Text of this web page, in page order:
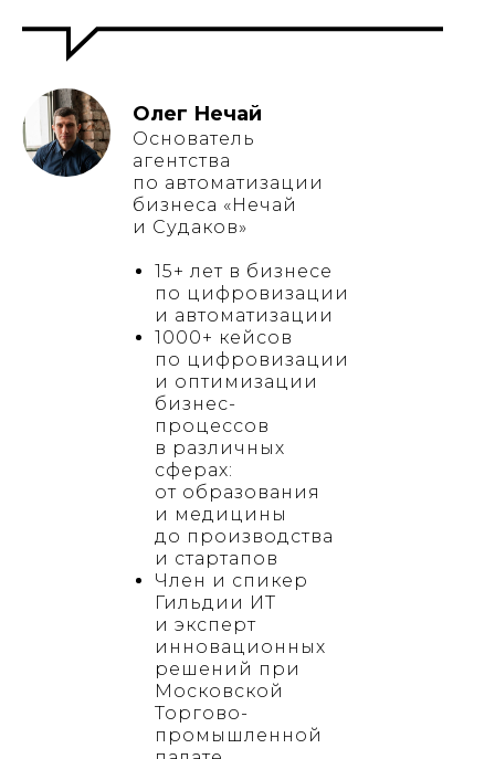
Олег Нечай
Основатель
агентства
по автоматизации
бизнеса «Нечай
и Судаков»
15+ лет в бизнесе
по цифровизации
и автоматизации
1000+ кейсов
по цифровизации
и оптимизации
бизнес-
процессов
в различных
сферах:
от образования
и медицины
до производства
и стартапов
Член и спикер
Гильдии ИТ
и эксперт
инновационных
решений при
Московской
Торгово-
промышленной